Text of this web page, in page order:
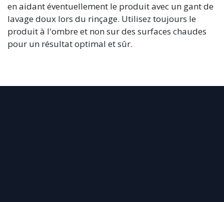
en aidant éventuellement le produit avec un gant de
lavage doux lors du rinçage. Utilisez toujours le
produit à l'ombre et non sur des surfaces chaudes
pour un résultat optimal et sûr.